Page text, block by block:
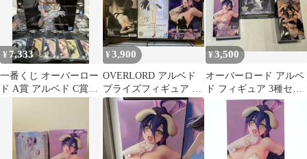
¥ 7,333
一番くじ オーバーロー
ド A賞 アルベド C賞
¥3,900
OVERLORD アルベド
プライズフィギュア 3
種セット
¥3,500
オーバーロード アルベ
ド フィギュア 3種セッ